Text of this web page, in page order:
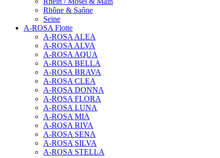
Rhône & Saône
Seine
A-ROSA Flotte
A-ROSA ALEA
A-ROSA ALVA
A-ROSA AQUA
A-ROSA BELLA
A-ROSA BRAVA
A-ROSA CLEA
A-ROSA DONNA
A-ROSA FLORA
A-ROSA LUNA
A-ROSA MIA
A-ROSA RIVA
A-ROSA SENA
A-ROSA SILVA
A-ROSA STELLA